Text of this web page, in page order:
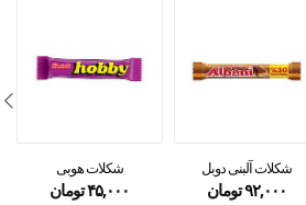
شکلات آلبنی دوبل
۹۲,۰۰۰تومان
شکلات هوبی
۴۵,۰۰۰تومان